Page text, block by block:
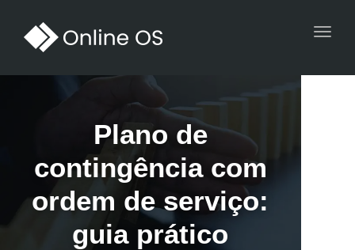
Plano de
contingência com
ordem de serviço:
guia prático